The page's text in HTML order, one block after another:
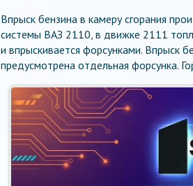
Впрыск бензина в камеру сгорания
системы ВАЗ 2110, в движке 2111
и впрыскивается форсунками. Впрыск
предусмотрена отдельная форсунка.